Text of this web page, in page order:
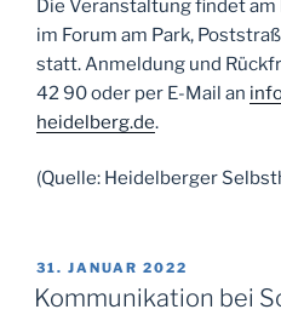
Die Veranstaltung findet am
im Forum am Park,
statt. Anmeldung und
42 90 oder per E-Mail an
heidelberg.de.
(Quelle: Heidelberger
VERÖFFENTLICHT
AM
31. JANUAR 2022
Kommunikation bei